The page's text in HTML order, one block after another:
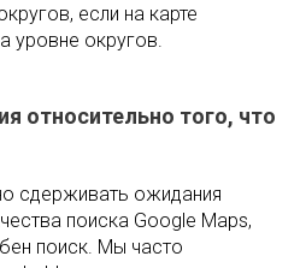
если на карте
уровне округов.
относительно того, что
сдерживать ожидания
поиска Google Maps,
поиск. Мы часто